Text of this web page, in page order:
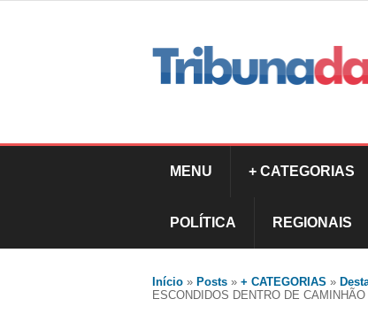
MENU + CATEGORIAS
POLÍTICA REGIONAIS
Início » Posts » + CATEGORIAS »
ESCONDIDOS DENTRO DE